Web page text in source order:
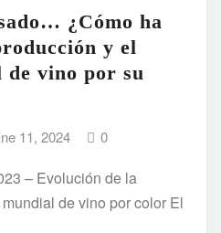
¿Cómo ha
y el
de vino por su
11, 2024 0
– Evolución de la
de vino por color El